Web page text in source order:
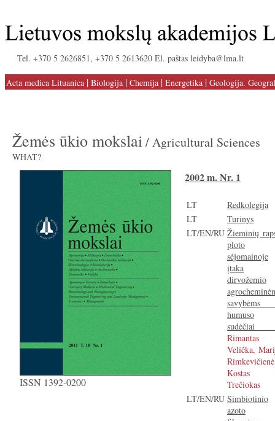
Tel. +370 5 2626851, +370 5 2613620 El. paštas leidyba@lma.lt
Acta medica Lituanica | Biologija | Chemija | Energetika | Geologija.
Žemės ūkio mokslai/ Agricultural Sciences
WHAT?
ISSN 1392-0200
2002 m. Nr. 1
LT
Redkolegija
LT
Turinys
LT/EN/RU Žieminių
ploto
sėjomainoje
įtaka
dirvožemio
savybėms
humuso
Rimantas
Velička,
Kostas
Trečiokas
LT/EN/RU Simbiotinio
azoto